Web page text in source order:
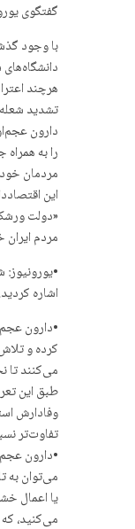
گفتگوی
هرچند
تشدید
دارون
را به
مردمان
این
«دولت
مردم ایران
اشاره
•دارون
کرده و
می‌کنند تا
طبق این
وفادارش
تفاوت‌تر
•دارون
یا اعمال
می‌کنید،